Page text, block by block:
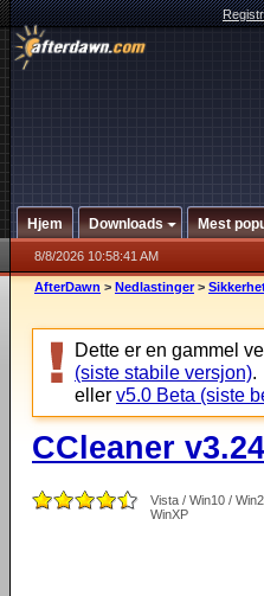
Hjem Downloads Mest
8/8/2026 10:58:41 AM
AfterDawn > Nedlastinger >
Dette er en gammel
(siste stabile versjon).
eller v5.0 Beta (siste
CCleaner
Vista / Win10 /
WinXP